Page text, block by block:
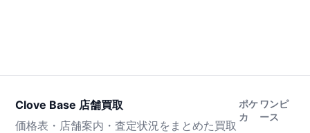
Clove Base 店舗買取
価格表・店舗案内・査定状況をまとめた買取
ポケ
カ
ワンピ
ース